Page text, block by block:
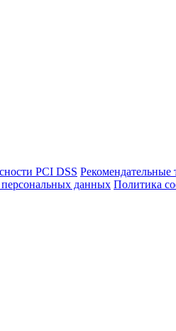
PCI DSS Рекомендательные
данных Политика